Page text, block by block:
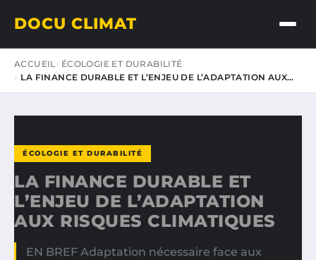
DOCU CLIMAT
ACCUEIL
ÉCOLOGIE ET DURABILITÉ
LA FINANCE DURABLE ET L’ENJEU DE L’ADAPTATION AUX…
ÉCOLOGIE ET DURABILITÉ
LA FINANCE DURABLE ET
L’ENJEU DE L’ADAPTATION
AUX RISQUES CLIMATIQUES
EN BREF Adaptation nécessaire face aux